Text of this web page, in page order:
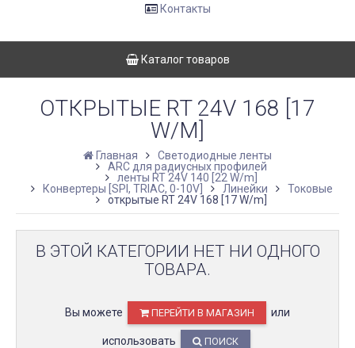
Контакты
Каталог товаров
ОТКРЫТЫЕ RT 24V 168 [17
W/M]
Главная
Светодиодные ленты
ARC для радиусных профилей
ленты RT 24V 140 [22 W/m]
Конвертеры [SPI, TRIAC, 0-10V]
Линейки
Токовые
открытые RT 24V 168 [17 W/m]
В ЭТОЙ КАТЕГОРИИ НЕТ НИ ОДНОГО
ТОВАРА.
Вы можете ПЕРЕЙТИ В МАГАЗИН или
использовать ПОИСК